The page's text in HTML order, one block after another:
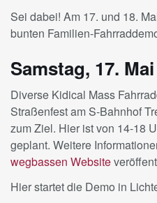
Sei dabei! Am 17. und 18.
bunten Familien-
Samstag, 17.
Diverse Kidical Mass
Straßenfest am S-Bahnhof
zum Ziel. Hier ist von 14-18
geplant. Weitere
wegbassen Website
Hier startet die Demo in